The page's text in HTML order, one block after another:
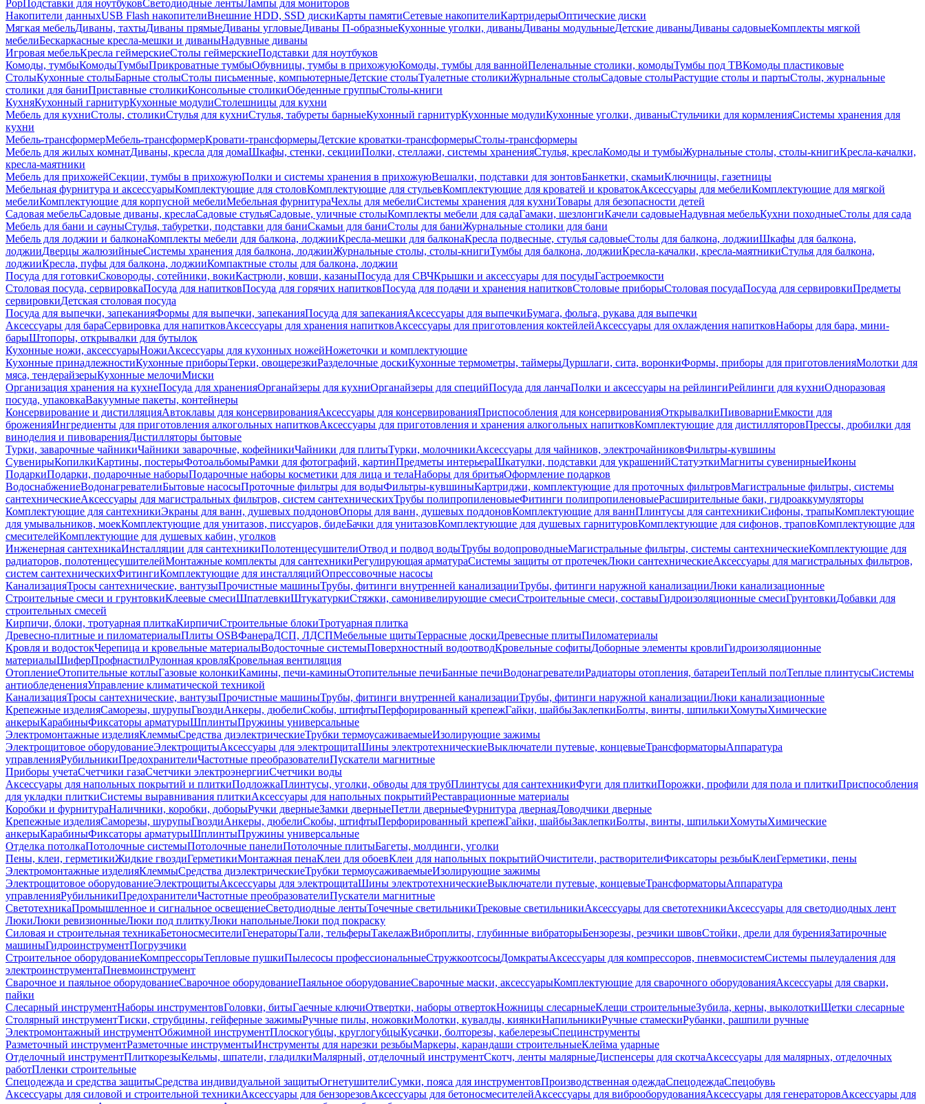
PopПодставки для ноутбуковСветодиодные лентыЛампы для мониторов
Накопители данныхUSB Flash накопителиВнешние HDD, SSD дискиКарты памятиСетевые накопителиКартридерыОптические диски
Мягкая мебельДиваны, тахтыДиваны прямыеДиваны угловыеДиваны П-образныеКухонные уголки, диваныДиваны модульныеДетские диваныДиваны садовыеКомплекты мягкой
мебелиБескаркасные кресла-мешки и диваныНадувные диваны
Игровая мебельКресла геймерскиеСтолы геймерскиеПодставки для ноутбуков
Комоды, тумбыКомодыТумбыПрикроватные тумбыОбувницы, тумбы в прихожуюКомоды, тумбы для ваннойПеленальные столики, комодыТумбы под ТВКомоды пластиковые
СтолыКухонные столыБарные столыСтолы письменные, компьютерныеДетские столыТуалетные столикиЖурнальные столыСадовые столыРастущие столы и партыСтолы, журнальные
столики для баниПриставные столикиКонсольные столикиОбеденные группыСтолы-книги
КухняКухонный гарнитурКухонные модулиСтолешницы для кухни
Мебель для кухниСтолы, столикиСтулья для кухниСтулья, табуреты барныеКухонный гарнитурКухонные модулиКухонные уголки, диваныСтульчики для кормленияСистемы хранения для
кухни
Мебель-трансформерМебель-трансформерКровати-трансформерыДетские кроватки-трансформерыСтолы-трансформеры
Мебель для жилых комнатДиваны, кресла для домаШкафы, стенки, секцииПолки, стеллажи, системы храненияСтулья, креслаКомоды и тумбыЖурнальные столы, столы-книгиКресла-качалки,
кресла-маятники
Мебель для прихожейСекции, тумбы в прихожуюПолки и системы хранения в прихожуюВешалки, подставки для зонтовБанкетки, скамьиКлючницы, газетницы
Мебельная фурнитура и аксессуарыКомплектующие для столовКомплектующие для стульевКомплектующие для кроватей и кроватокАксессуары для мебелиКомплектующие для мягкой
мебелиКомплектующие для корпусной мебелиМебельная фурнитураЧехлы для мебелиСистемы хранения для кухниТовары для безопасности детей
Садовая мебельСадовые диваны, креслаСадовые стульяСадовые, уличные столыКомплекты мебели для садаГамаки, шезлонгиКачели садовыеНадувная мебельКухни походныеСтолы для сада
Мебель для бани и сауныСтулья, табуретки, подставки для баниСкамьи для баниСтолы для баниЖурнальные столики для бани
Мебель для лоджии и балконаКомплекты мебели для балкона, лоджииКресла-мешки для балконаКресла подвесные, стулья садовыеСтолы для балкона, лоджииШкафы для балкона,
лоджииДверцы жалюзийныеСистемы хранения для балкона, лоджииЖурнальные столы, столы-книгиТумбы для балкона, лоджииКресла-качалки, кресла-маятникиСтулья для балкона,
лоджииКресла, пуфы для балкона, лоджииКомпактные столы для балкона, лоджии
Посуда для готовкиСковороды, сотейники, вокиКастрюли, ковши, казаныПосуда для СВЧКрышки и аксессуары для посудыГастроемкости
Столовая посуда, сервировкаПосуда для напитковПосуда для горячих напитковПосуда для подачи и хранения напитковСтоловые приборыСтоловая посудаПосуда для сервировкиПредметы
сервировкиДетская столовая посуда
Посуда для выпечки, запеканияФормы для выпечки, запеканияПосуда для запеканияАксессуары для выпечкиБумага, фольга, рукава для выпечки
Аксессуары для бараСервировка для напитковАксессуары для хранения напитковАксессуары для приготовления коктейлейАксессуары для охлаждения напитковНаборы для бара, мини-
барыШтопоры, открывалки для бутылок
Кухонные ножи, аксессуарыНожиАксессуары для кухонных ножейНожеточки и комплектующие
Кухонные принадлежностиКухонные приборыТерки, овощерезкиРазделочные доскиКухонные термометры, таймерыДуршлаги, сита, воронкиФормы, приборы для приготовленияМолотки для
мяса, тендерайзерыКухонные мелочиМиски
Организация хранения на кухнеПосуда для храненияОрганайзеры для кухниОрганайзеры для специйПосуда для ланчаПолки и аксессуары на рейлингиРейлинги для кухниОдноразовая
посуда, упаковкаВакуумные пакеты, контейнеры
Консервирование и дистилляцияАвтоклавы для консервированияАксессуары для консервированияПриспособления для консервированияОткрывалкиПивоварниЕмкости для
броженияИнгредиенты для приготовления алкогольных напитковАксессуары для приготовления и хранения алкогольных напитковКомплектующие для дистилляторовПрессы, дробилки для
виноделия и пивоваренияДистилляторы бытовые
Турки, заварочные чайникиЧайники заварочные, кофейникиЧайники для плитыТурки, молочникиАксессуары для чайников, электрочайниковФильтры-кувшины
СувенирыКопилкиКартины, постерыФотоальбомыРамки для фотографий, картинПредметы интерьераШкатулки, подставки для украшенийСтатуэткиМагниты сувенирныеИконы
ПодаркиПодарки, подарочные наборыПодарочные наборы косметики для лица и телаНаборы для бритьяОформление подарков
ВодоснабжениеВодонагревателиБытовые насосыПроточные фильтры для водыФильтры-кувшиныКартриджи, комплектующие для проточных фильтровМагистральные фильтры, системы
сантехническиеАксессуары для магистральных фильтров, систем сантехническихТрубы полипропиленовыеФитинги полипропиленовыеРасширительные баки, гидроаккумуляторы
Комплектующие для сантехникиЭкраны для ванн, душевых поддоновОпоры для ванн, душевых поддоновКомплектующие для ваннПлинтусы для сантехникиСифоны, трапыКомплектующие
для умывальников, моекКомплектующие для унитазов, писсуаров, бидеБачки для унитазовКомплектующие для душевых гарнитуровКомплектующие для сифонов, траповКомплектующие для
смесителейКомплектующие для душевых кабин, уголков
Инженерная сантехникаИнсталляции для сантехникиПолотенцесушителиОтвод и подвод водыТрубы водопроводныеМагистральные фильтры, системы сантехническиеКомплектующие для
радиаторов, полотенцесушителейМонтажные комплекты для сантехникиРегулирующая арматураСистемы защиты от протечекЛюки сантехническиеАксессуары для магистральных фильтров,
систем сантехническихФитингиКомплектующие для инсталляцийОпрессовочные насосы
КанализацияТросы сантехнические, вантузыПрочистные машиныТрубы, фитинги внутренней канализацииТрубы, фитинги наружной канализацииЛюки канализационные
Строительные смеси и грунтовкиКлеевые смесиШпатлевкиШтукатуркиСтяжки, самонивелирующие смесиСтроительные смеси, составыГидроизоляционные смесиГрунтовкиДобавки для
строительных смесей
Кирпичи, блоки, тротуарная плиткаКирпичиСтроительные блокиТротуарная плитка
Древесно-плитные и пиломатериалыПлиты OSBФанераДСП, ЛДСПМебельные щитыТеррасные доскиДревесные плитыПиломатериалы
Кровля и водостокЧерепица и кровельные материалыВодосточные системыПоверхностный водоотводКровельные софитыДоборные элементы кровлиГидроизоляционные
материалыШиферПрофнастилРулонная кровляКровельная вентиляция
ОтоплениеОтопительные котлыГазовые колонкиКамины, печи-каминыОтопительные печиБанные печиВодонагревателиРадиаторы отопления, батареиТеплый полТеплые плинтусыСистемы
антиобледененияУправление климатической техникой
КанализацияТросы сантехнические, вантузыПрочистные машиныТрубы, фитинги внутренней канализацииТрубы, фитинги наружной канализацииЛюки канализационные
Крепежные изделияСаморезы, шурупыГвоздиАнкеры, дюбелиСкобы, штифтыПерфорированный крепежГайки, шайбыЗаклепкиБолты, винты, шпилькиХомутыХимические
анкерыКарабиныФиксаторы арматурыШплинтыПружины универсальные
Электромонтажные изделияКлеммыСредства диэлектрическиеТрубки термоусаживаемыеИзолирующие зажимы
Электрощитовое оборудованиеЭлектрощитыАксессуары для электрощитаШины электротехническиеВыключатели путевые, концевыеТрансформаторыАппаратура
управленияРубильникиПредохранителиЧастотные преобразователиПускатели магнитные
Приборы учетаСчетчики газаСчетчики электроэнергииСчетчики воды
Аксессуары для напольных покрытий и плиткиПодложкаПлинтусы, уголки, обводы для трубПлинтусы для сантехникиФуги для плиткиПорожки, профили для пола и плиткиПриспособления
для укладки плиткиСистемы выравнивания плиткиАксессуары для напольных покрытийРеставрационные материалы
Коробки и фурнитураНаличники, коробки, доборыРучки дверныеЗамки дверныеПетли дверныеФурнитура двернаяДоводчики дверные
Крепежные изделияСаморезы, шурупыГвоздиАнкеры, дюбелиСкобы, штифтыПерфорированный крепежГайки, шайбыЗаклепкиБолты, винты, шпилькиХомутыХимические
анкерыКарабиныФиксаторы арматурыШплинтыПружины универсальные
Отделка потолкаПотолочные системыПотолочные панелиПотолочные плитыБагеты, молдинги, уголки
Пены, клеи, герметикиЖидкие гвоздиГерметикиМонтажная пенаКлеи для обоевКлеи для напольных покрытийОчистители, растворителиФиксаторы резьбыКлеиГерметики, пены
Электромонтажные изделияКлеммыСредства диэлектрическиеТрубки термоусаживаемыеИзолирующие зажимы
Электрощитовое оборудованиеЭлектрощитыАксессуары для электрощитаШины электротехническиеВыключатели путевые, концевыеТрансформаторыАппаратура
управленияРубильникиПредохранителиЧастотные преобразователиПускатели магнитные
СветотехникаПромышленное и сигнальное освещениеСветодиодные лентыТочечные светильникиТрековые светильникиАксессуары для светотехникиАксессуары для светодиодных лент
ЛюкиЛюки ревизионныеЛюки под плиткуЛюки напольныеЛюки под покраску
Силовая и строительная техникаБетоносмесителиГенераторыТали, тельферыТакелажВиброплиты, глубинные вибраторыБензорезы, резчики швовСтойки, дрели для буренияЗатирочные
машиныГидроинструментПогрузчики
Строительное оборудованиеКомпрессорыТепловые пушкиПылесосы профессиональныеСтружкоотсосыДомкратыАксессуары для компрессоров, пневмосистемСистемы пылеудаления для
электроинструментаПневмоинструмент
Сварочное и паяльное оборудованиеСварочное оборудованиеПаяльное оборудованиеСварочные маски, аксессуарыКомплектующие для сварочного оборудованияАксессуары для сварки,
пайки
Слесарный инструментНаборы инструментовГоловки, битыГаечные ключиОтвертки, наборы отвертокНожницы слесарныеКлещи строительныеЗубила, керны, выколоткиЩетки слесарные
Столярный инструментТиски, струбцины, гейферные зажимыРучные пилы, ножовкиМолотки, кувалды, киянкиНапильникиРучные стамескиРубанки, рашпили ручные
Электромонтажный инструментОбжимной инструментПлоскогубцы, круглогубцыКусачки, болторезы, кабелерезыСпецинструменты
Разметочный инструментРазметочные инструментыИнструменты для нарезки резьбыМаркеры, карандаши строительныеКлейма ударные
Отделочный инструментПлиткорезыКельмы, шпатели, гладилкиМалярный, отделочный инструментСкотч, ленты малярныеДиспенсеры для скотчаАксессуары для малярных, отделочных
работПленки строительные
Спецодежда и средства защитыСредства индивидуальной защитыОгнетушителиСумки, пояса для инструментовПроизводственная одеждаСпецодеждаСпецобувь
Аксессуары для силовой и строительной техникиАксессуары для бензорезовАксессуары для бетоносмесителейАксессуары для виброоборудованияАксессуары для генераторовАксессуары для